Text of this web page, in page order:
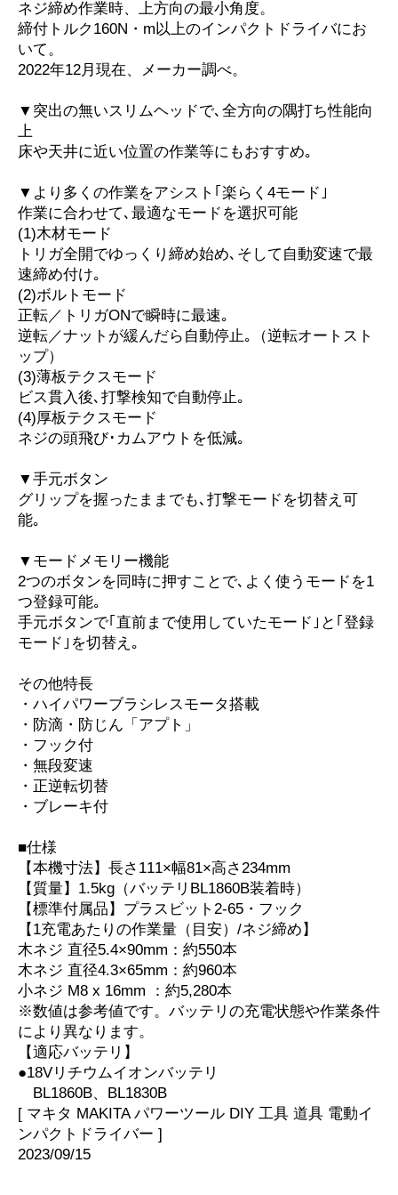
ネジ締め作業時、上方向の最小角度。
締付トルク160N・m以上のインパクトドライバにお
いて。
2022年12月現在、メーカー調べ。
▼突出の無いスリムヘッドで､全方向の隅打ち性能向
上
床や天井に近い位置の作業等にもおすすめ｡
▼より多くの作業をアシスト｢楽らく4モード｣
作業に合わせて､最適なモードを選択可能
(1)木材モード
トリガ全開でゆっくり締め始め､そして自動変速で最
速締め付け｡
(2)ボルトモード
正転／トリガONで瞬時に最速｡
逆転／ナットが緩んだら自動停止｡（逆転オートスト
ップ）
(3)薄板テクスモード
ビス貫入後､打撃検知で自動停止｡
(4)厚板テクスモード
ネジの頭飛び･カムアウトを低減｡
▼手元ボタン
グリップを握ったままでも､打撃モードを切替え可
能｡
▼モードメモリー機能
2つのボタンを同時に押すことで､よく使うモードを1
つ登録可能｡
手元ボタンで｢直前まで使用していたモード｣と｢登録
モード｣を切替え｡
その他特長
・ハイパワーブラシレスモータ搭載
・防滴・防じん「アプト」
・フック付
・無段変速
・正逆転切替
・ブレーキ付
■仕様
【本機寸法】長さ111×幅81×高さ234mm
【質量】1.5kg（バッテリBL1860B装着時）
【標準付属品】プラスビット2-65・フック
【1充電あたりの作業量（目安）/ネジ締め】
木ネジ 直径5.4×90mm：約550本
木ネジ 直径4.3×65mm：約960本
小ネジ M8 x 16mm ：約5,280本
※数値は参考値です。バッテリの充電状態や作業条件
により異なります。
【適応バッテリ】
●18Vリチウムイオンバッテリ
BL1860B、BL1830B
[ マキタ MAKITA パワーツール DIY 工具 道具 電動イ
ンパクトドライバー ]
2023/09/15